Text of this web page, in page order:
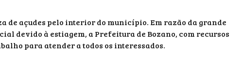
de açudes pelo interior do município. Em razão da grande
devido à estiagem, a Prefeitura de Bozano, com recursos
para atender a todos os interessados.